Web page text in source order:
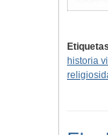
historia